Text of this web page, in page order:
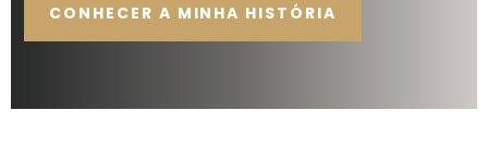
CONHECER A MINHA HISTÓRIA